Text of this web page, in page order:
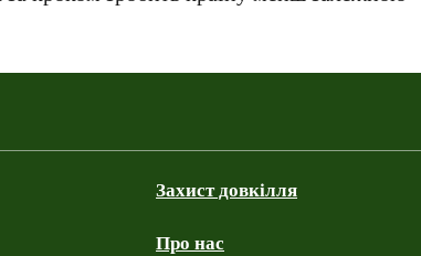
Захист довкілля
Про нас